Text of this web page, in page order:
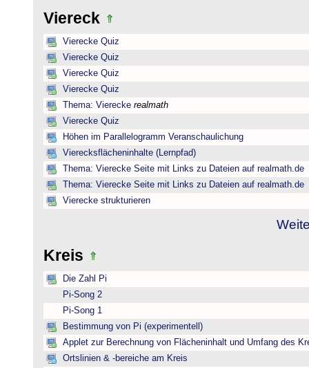
Viereck
Vierecke Quiz
Vierecke Quiz
Vierecke Quiz
Vierecke Quiz
Thema: Vierecke realmath
Vierecke Quiz
Höhen im Parallelogramm Veranschaulichung
Vierecksflächeninhalte (Lernpfad)
Thema: Vierecke Seite mit Links zu Dateien auf realmath.de
Thema: Vierecke Seite mit Links zu Dateien auf realmath.de
Vierecke strukturieren
Kreis
Die Zahl Pi
Pi-Song 2
Pi-Song 1
Bestimmung von Pi (experimentell)
Applet zur Berechnung von Flächeninhalt und Umfang des
Ortslinien & -bereiche am Kreis